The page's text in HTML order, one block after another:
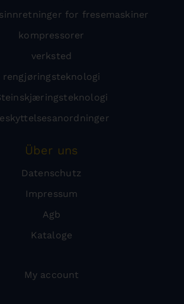
for fresemaskiner
kompressorer
verksted
rengjøringsteknologi
Über uns
Datenschutz
Impressum
Agb
Kataloge
My account